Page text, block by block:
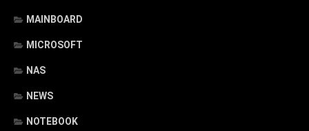
MAINBOARD
MICROSOFT
NAS
NEWS
NOTEBOOK